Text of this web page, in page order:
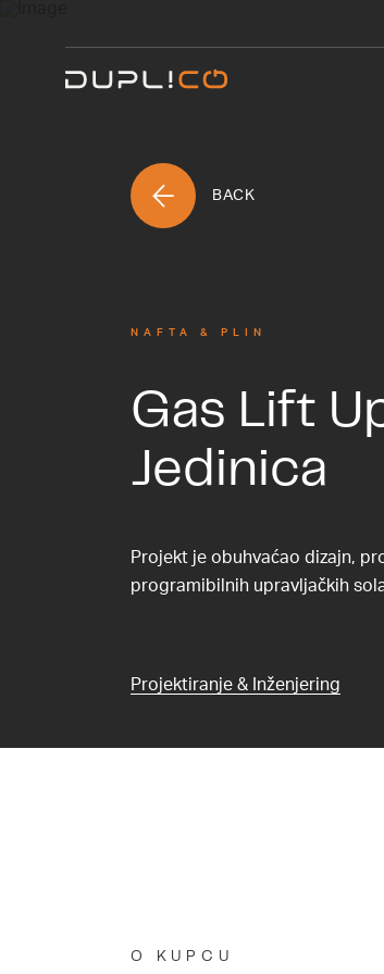
BACK
NAFTA & PLIN
Gas Lift
Jedinica
Projekt je obuhvaćao dizajn,
programibilnih upravljačkih
Projektiranje & Inženjering
O KUPCU